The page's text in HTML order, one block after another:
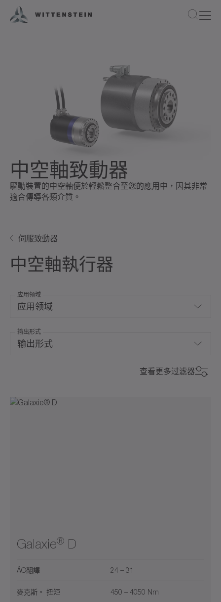
中空軸致動器
驅動裝置的中空軸便於輕鬆整合至您的應用中，因其非常
適合傳導各類介質。
伺服致動器
中空軸執行器
应用领域
對流冷卻
应用领域
输出形式
输出形式
查看更多过滤器
Galaxie® D
ÃO翻譯 24 – 31
麥克斯。 扭矩 450 – 4050 Nm